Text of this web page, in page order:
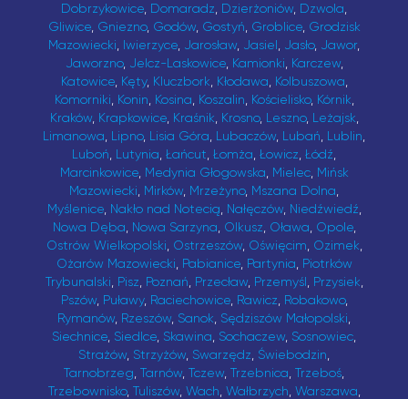
Dobrzykowice, Domaradz, Dzierżoniów, Dzwola,
Gliwice, Gniezno, Godów, Gostyń, Groblice, Grodzisk
Mazowiecki, Iwierzyce, Jarosław, Jasiel, Jasło, Jawor,
Jaworzno, Jelcz-Laskowice, Kamionki, Karczew,
Katowice, Kęty, Kluczbork, Kłodawa, Kolbuszowa,
Komorniki, Konin, Kosina, Koszalin, Kościelisko, Kórnik,
Kraków, Krapkowice, Kraśnik, Krosno, Leszno, Leżajsk,
Limanowa, Lipno, Lisia Góra, Lubaczów, Lubań, Lublin,
Luboń, Lutynia, Łańcut, Łomża, Łowicz, Łódź,
Marcinkowice, Medynia Głogowska, Mielec, Mińsk
Mazowiecki, Mirków, Mrzeżyno, Mszana Dolna,
Myślenice, Nakło nad Notecią, Nałęczów, Niedźwiedź,
Nowa Dęba, Nowa Sarzyna, Olkusz, Oława, Opole,
Ostrów Wielkopolski, Ostrzeszów, Oświęcim, Ozimek,
Ożarów Mazowiecki, Pabianice, Partynia, Piotrków
Trybunalski, Pisz, Poznań, Przecław, Przemyśl, Przysiek,
Pszów, Puławy, Raciechowice, Rawicz, Robakowo,
Rymanów, Rzeszów, Sanok, Sędziszów Małopolski,
Siechnice, Siedlce, Skawina, Sochaczew, Sosnowiec,
Strażów, Strzyżów, Swarzędz, Świebodzin,
Tarnobrzeg, Tarnów, Tczew, Trzebnica, Trzeboś,
Trzebownisko, Tuliszów, Wach, Wałbrzych, Warszawa,